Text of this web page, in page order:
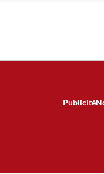
Publicité